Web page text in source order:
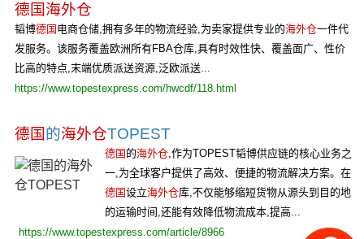
德国海外仓
韬博德国 电商仓储,拥有多年的物流经验,为卖家提供专业的海外仓一件代
发服务。该服务覆盖欧洲所有FBA仓库,具有时效性快、覆盖面广、性价
比高的特点,末端优质派送资源,泛欧派送...
https://www.topestexpress.com/hwcdf/118.html
德国的海外仓TOPEST
德国 的海外仓,作为TOPEST韬博供应链的核心业务之
一,为全球客户提供了高效、便捷的物流解决方案。在
德国设立海外仓库,不仅能够缩短货物从源头到目的地
的运输时间,还能有效降低物流成本,提高...
https://www.topestexpress.com/article/8966